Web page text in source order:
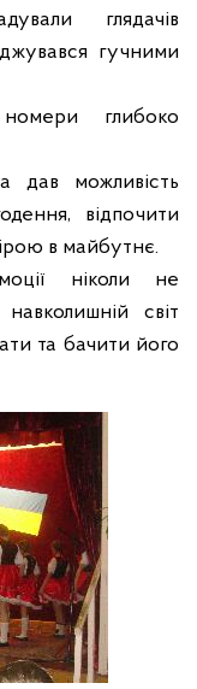
глядачів
гучними
глибоко
дав можливість
відпочити
в майбутнє.
ніколи не
світ
та бачити його